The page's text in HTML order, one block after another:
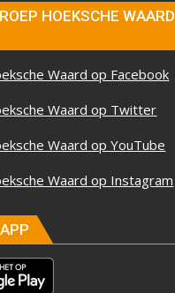
HOEKSCHE WAARD
Waard op Facebook
Waard op Twitter
Waard op YouTube
Waard op Instagram